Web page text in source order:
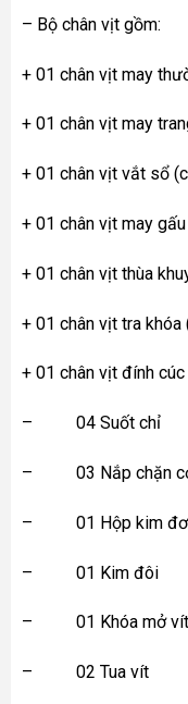
– Bộ chân vịt gồm:
+ 01 chân vịt may
+ 01 chân vịt may
+ 01 chân vịt vắt sổ
+ 01 chân vịt may
+ 01 chân vịt thùa
+ 01 chân vịt tra khóa
+ 01 chân vịt đính
– 04 Suốt chỉ
– 03 Nắp chặn cọc
– 01 Hộp kim
– 01 Kim đôi
– 01 Khóa mở vít
– 02 Tua vít